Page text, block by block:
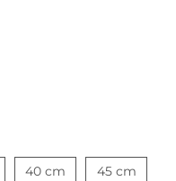
35 cm40 cm 40 cm45 cm45 cm